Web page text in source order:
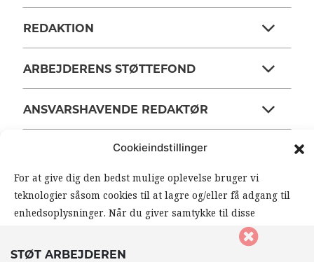
Cookieindstillinger
For at give dig den bedst mulige oplevelse bruger vi
teknologier såsom cookies til at lagre og/eller få adgang til
enhedsoplysninger. Når du giver samtykke til disse
teknologier, giver du os mulighed for at behandle data såsom
din browseradfærd eller unikke ID’er på dette website. Hvis
STØT ARBEJDEREN
REDAKTION
ARBEJDERENS STØTTEFOND
ANSVARSHAVENDE REDAKTØR
FØLG ARBEJDEREN